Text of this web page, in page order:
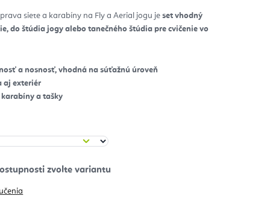
siete a karabíny na Fly a Aerial jogu je set vhodný
do štúdia jogy alebo tanečného štúdia pre cvičenie vo
a nosnosť, vhodná na súťažnú úroveň
aj exteriér
a tašky